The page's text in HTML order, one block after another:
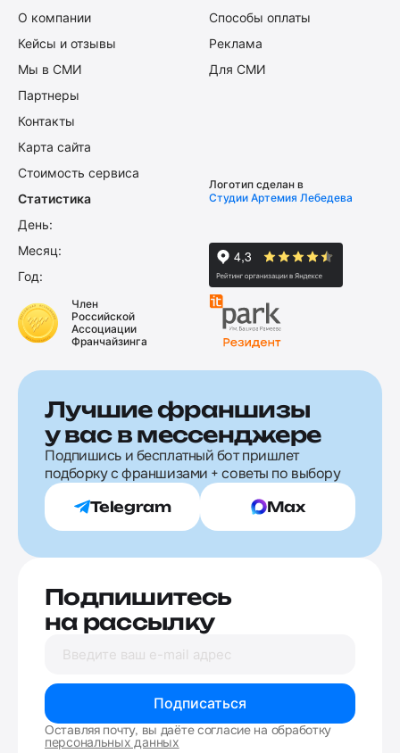
О компании
Кейсы и отзывы
Мы в СМИ
Партнеры
Контакты
Карта сайта
Стоимость сервиса
Способы оплаты
Реклама
Для СМИ
Статистика
День:
Месяц:
Год:
Логотип сделан в
Студии Артемия Лебедева
Член
Российской
Ассоциации
Франчайзинга
Лучшие франшизы
у вас в мессенджере
Подпишись и бесплатный бот пришлет
подборку с франшизами + советы по выбору
Telegram Max
Подпишитесь
на рассылку
Подписаться
Оставляя почту, вы даёте согласие на обработку
персональных данных